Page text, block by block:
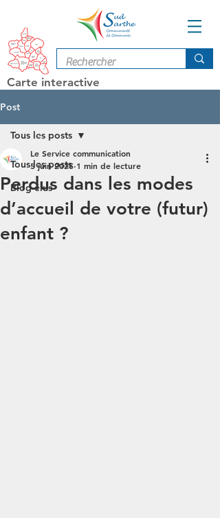
Carte interactive
Post
Tous les posts
Blog élus
Tous les posts
Perdus dans les modes
d’accueil de votre (futur)
enfant ?
Le Service communication
5 juin 2025 1 min de lecture